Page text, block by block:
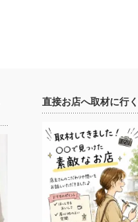
直接お店へ取材に行